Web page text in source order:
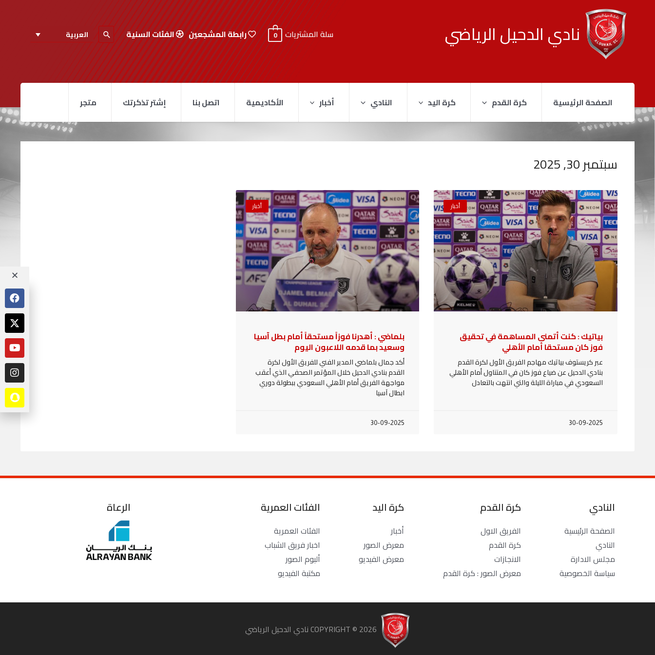
نادي الدحيل الرياضي سلة المشتريات 0 رابطة المشجعين الفئات السنية العربية
الصفحة الرئيسية كرة القدم كرة اليد النادي أخبار الأكاديمية اتصل بنا إشتر تذكرتك متجر
سبتمبر 30, 2025
أخبار
بياتيك : كنت أتمنى المساهمة في تحقيق
فوز كان مستحقا أمام الأهلي
عبر كريستوف بياتيك مهاجم الفريق الأول لكرة القدم
بنادي الدحيل عن ضياع فوز كان في المتناول أمام الأهلي
السعودي في مباراة الليلة والتي انتهت بالتعادل
30-09-2025
أخبار
بلماضي : أهدرنا فوزاً مستحقاً أمام بطل آسيا
وسعيد بما قدمه اللاعبون اليوم
أكد جمال بلماضي المدير الفني للفريق الأول لكرة
القدم بنادي الدحيل خلال المؤتمر الصحفي الذي أعقب
مواجهة الفريق أمام الأهلي السعودي ببطولة دوري
ابطال آسيا
30-09-2025
النادي
الصفحة الرئيسية
النادي
مجلس الادارة
سياسة الخصوصية
كرة القدم
الفريق الاول
كرة القدم
الانجازات
معرض الصور : كرة القدم
كرة اليد
أخبار
معرض الصور
معرض الفيديو
الفئات العمرية
الفئات العمرية
اخبار فريق الشباب
ألبوم الصور
مكتبة الفيديو
الرعاة
2026 نادي الدحيل الرياضي